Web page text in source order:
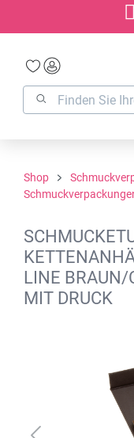
Shop
LINE BRAUN/
MIT DRUCK